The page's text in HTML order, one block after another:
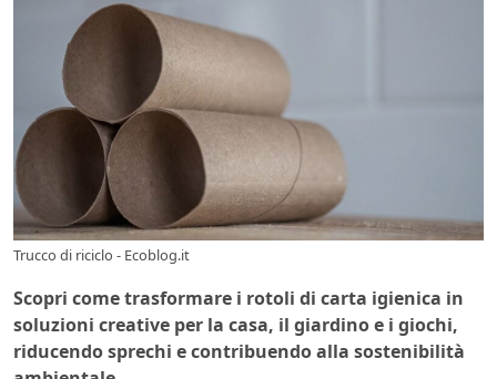
Trucco di riciclo - Ecoblog.it
Scopri come trasformare i rotoli di carta igienica in
soluzioni creative per la casa, il giardino e i giochi,
riducendo sprechi e contribuendo alla sostenibilità